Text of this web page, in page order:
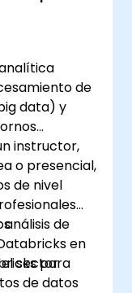
de
data) y
instructor,
o presencial,
de nivel
de
en
el sector
para
de datos